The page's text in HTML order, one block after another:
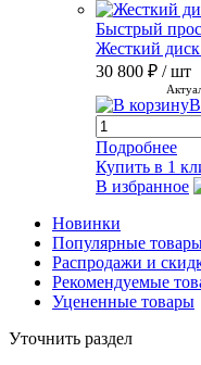
Быстрый
Жесткий
30 800 ₽ / шт
В
Подробнее
Купить в 1
В избранное
Новинки
Популярные
Распродажи и
Рекомендуемые
Уцененные товары
Уточнить раздел